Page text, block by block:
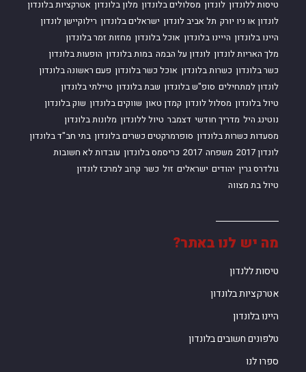
מה יש לנו באתר?
טיסות ללנדון
אטרקציות בלונדון
היינו בלונדון
טלפונים חשובים בלונדון
ספרו לנו
טיסות ללונדון לונדון מסלולים בלונדון מלון בלונדון אטרקציות בלונדון
לונדון או ניו יורק תל אביב לונדון ישראלים בלונדון רילוקיישן לונדון
היינו בלונדון הייינו בלונדון אוכל בלונדון מחזות זמר בלונדון
מלך האריות לונדון לונדון על הבמה במות בלונדון הופעות בלונדון
כשר בלונדון כשרות בלונדון אוכל כשר בלונדון פעם ראשונה בלונדון
לונדון למתחילים סופ"ש בלונדון שבת בלונדון טיילתי בלונדון
טיול בלונדון מסלול לונדון קמדן טאון שווקים בלונדון שוק בלונדון
נוטינג היל מדריך חודשי דצמבר טיול ללונדון מלונות בלונדון
מסעדות כשרות בלונדון סופרמרקטים כשרים בלונדון בתי חב"ד בלונדון
לונדון 2017
משפחה 2017 כריסמס בלונדון עובדות לא חשובות
גולדרס גרין יהודים ישראלים זול כשר קרוב למרכז לונדון
טיול בת מצווה